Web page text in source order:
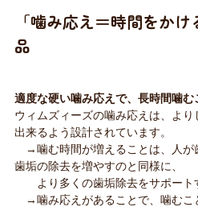
「噛み応え＝時間をか
品
適度な硬い噛み応えで、長時間噛む
ウィムズィーズの噛み応えは、よ
出来るよう設計されています。
→噛む時間が増えることは、人が
歯垢の除去を増やすのと同様に、
より多くの歯垢除去をサポート
→噛み応えがあることで、噛むこ